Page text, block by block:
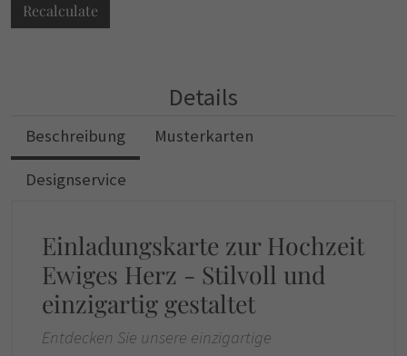
Recalculate
Details
Beschreibung Musterkarten
Designservice
Einladungskarte zur Hochzeit
Ewiges Herz - Stilvoll und
einzigartig gestaltet
Entdecken Sie unsere einzigartige